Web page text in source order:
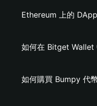
Ethereum 上的 DApp
如何在 Bitget Wallet
如何購買 Bumpy 代